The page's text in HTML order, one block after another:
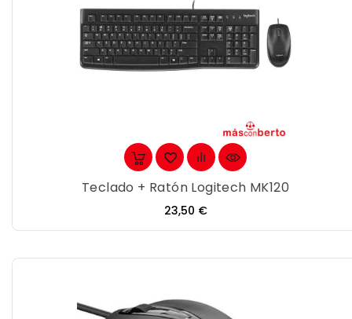
Teclado + Ratón Logitech MK120
Precio
23,50 €